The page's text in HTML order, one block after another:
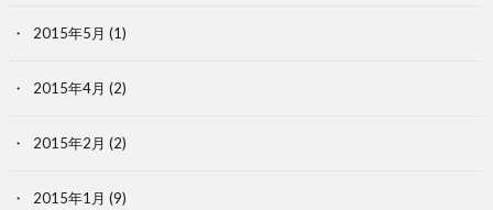
2015年5月 (1)
2015年4月 (2)
2015年2月 (2)
2015年1月 (9)